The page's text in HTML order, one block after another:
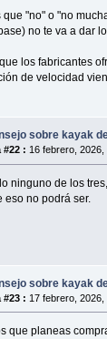
que "no" o "no
no te va a dar
los fabricantes
de velocidad
sobre kayak
#22 : 16 febrero,
ninguno de los
eso no podrá ser.
sobre kayak
#23 : 17 febrero,
que planeas